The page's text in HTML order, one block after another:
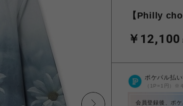
【Philly
￥12,100
ポケパル払
（1P=1円）※
会員登録後、ポ